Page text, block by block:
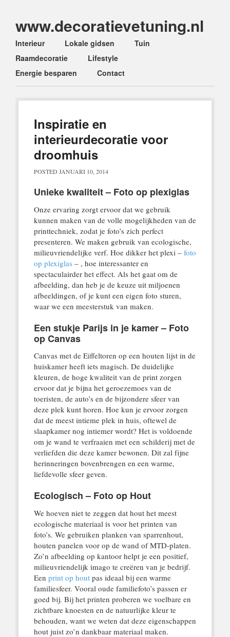
www.decoratievetuning.nl
Main menu
Skip
to
content
Interieur Lokale gidsen
Tuin
Raamdecoratie
Lifestyle
Energie besparen
Contact
Inspiratie en
interieurdecoratie voor
droomhuis
POSTED JANUARI 10, 2014
Unieke kwaliteit – Foto op plexiglas
Onze ervaring zorgt ervoor dat we gebruik
kunnen maken van de volle mogelijkheden van de
printtechniek, zodat je foto’s zich perfect
presenteren. We maken gebruik van ecologische,
milieuvriendelijke verf. Hoe dikker het plexi – foto
op plexiglas – , hoe interessanter en
spectaculairder het effect. Als het gaat om de
afbeelding, dan heb je de keuze uit miljoenen
afbeeldingen, of je kunt een eigen foto sturen,
waar we een meesterstuk van maken.
Een stukje Parijs in je kamer – Foto
op Canvas
Canvas met de Eiffeltoren op een houten lijst in de
huiskamer heeft iets magisch. De duidelijke
kleuren, de hoge kwaliteit van de print zorgen
ervoor dat je bijna het geroezemoes van de
toeristen, de auto’s en de bijzondere sfeer van
deze plek kunt horen. Hoe kun je ervoor zorgen
dat de meest intieme plek in huis, oftewel de
slaapkamer nog intiemer wordt? Het is voldoende
om je wand te verfraaien met een schilderij met de
verliefden die deze kamer bewonen. Dit zal fijne
herinneringen bovenbrengen en een warme,
liefdevolle sfeer geven.
Ecologisch – Foto op Hout
We hoeven niet te zeggen dat hout het meest
ecologische materiaal is voor het printen van
foto’s. We gebruiken planken van sparrenhout,
houten panelen voor op de wand of MTD-platen.
Zo’n afbeelding op kantoor helpt je een positief,
milieuvriendelijk imago te creëren van je bedrijf.
Een print op houtpas ideaal bij een warme
familiesfeer. Vooral oude familiefoto’s passen er
goed bij. Bij het printen proberen we voelbare en
zichtbare knoesten en de natuurlijke kleur te
behouden, want we weten dat deze eigenschappen
hout juist zo’n dankbaar materiaal maken.